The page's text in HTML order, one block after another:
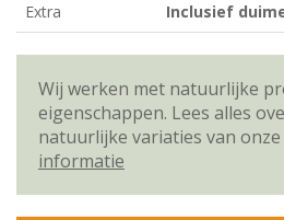
Extra
Inclusief
Wij werken met natuurlijke
eigenschappen. Lees alles
natuurlijke variaties van
informatie